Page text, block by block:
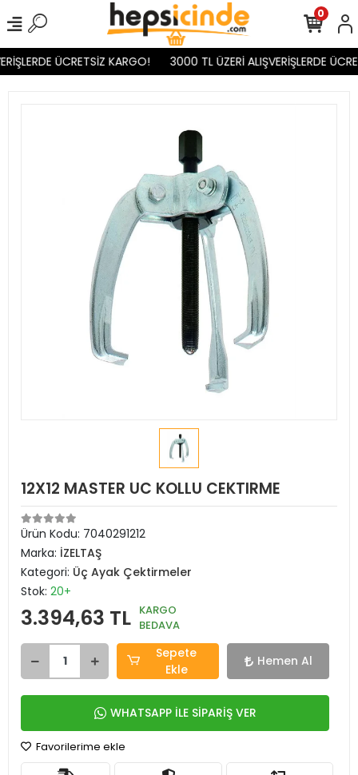
ÜCRETSİZ KARGO! 3000 TL ÜZERİ ALIŞVERİŞLERDE
0
12X12 MASTER UC KOLLU CEKTIRME
Ürün Kodu: 7040291212
Marka: İZELTAŞ
Kategori: Üç Ayak Çektirmeler
Stok: 20+
3.394,63 TL KARGO
BEDAVA
Sepete
Ekle
Hemen Al
WHATSAPP İLE SİPARİŞ VER
Favorilerime ekle